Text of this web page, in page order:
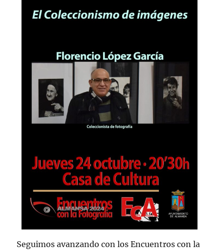
Seguimos avanzando con los Encuentros con la